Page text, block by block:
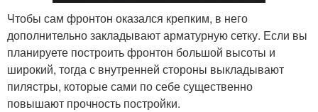
Чтобы сам фронтон оказался крепким, в него
дополнительно закладывают арматурную сетку. Если вы
планируете построить фронтон большой высоты и
широкий, тогда с внутренней стороны выкладывают
пилястры, которые сами по себе существенно
повышают прочность постройки.